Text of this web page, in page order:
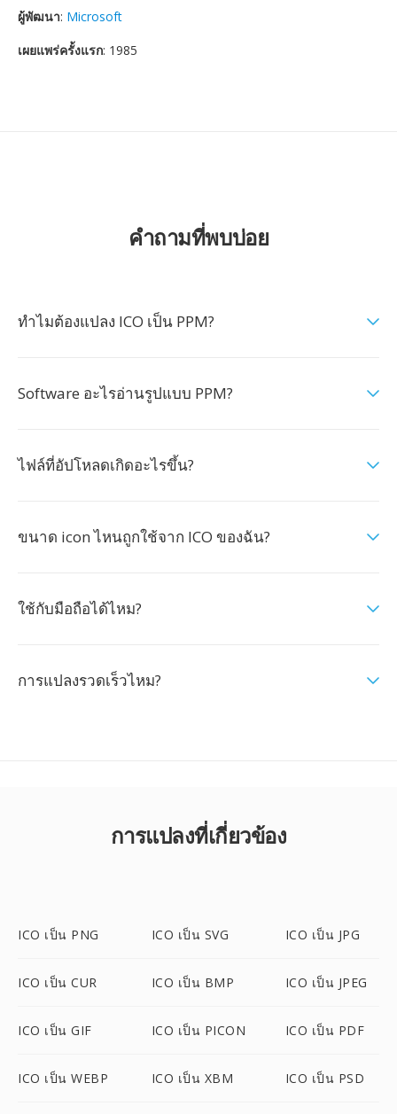
ผู้พัฒนา: Microsoft
เผยแพร่ครั้งแรก: 1985
คำถามที่พบบ่อย
ทำไมต้องแปลง ICO เป็น PPM?
Software อะไรอ่านรูปแบบ PPM?
ไฟล์ที่อัปโหลดเกิดอะไรขึ้น?
ขนาด icon ไหนถูกใช้จาก ICO ของฉัน?
ใช้กับมือถือได้ไหม?
การแปลงรวดเร็วไหม?
การแปลงที่เกี่ยวข้อง
ICO เป็น PNG ICO เป็น SVG ICO เป็น JPG
ICO เป็น CUR ICO เป็น BMP ICO เป็น JPEG
ICO เป็น GIF ICO เป็น PICON ICO เป็น PDF
ICO เป็น WEBP ICO เป็น XBM ICO เป็น PSD